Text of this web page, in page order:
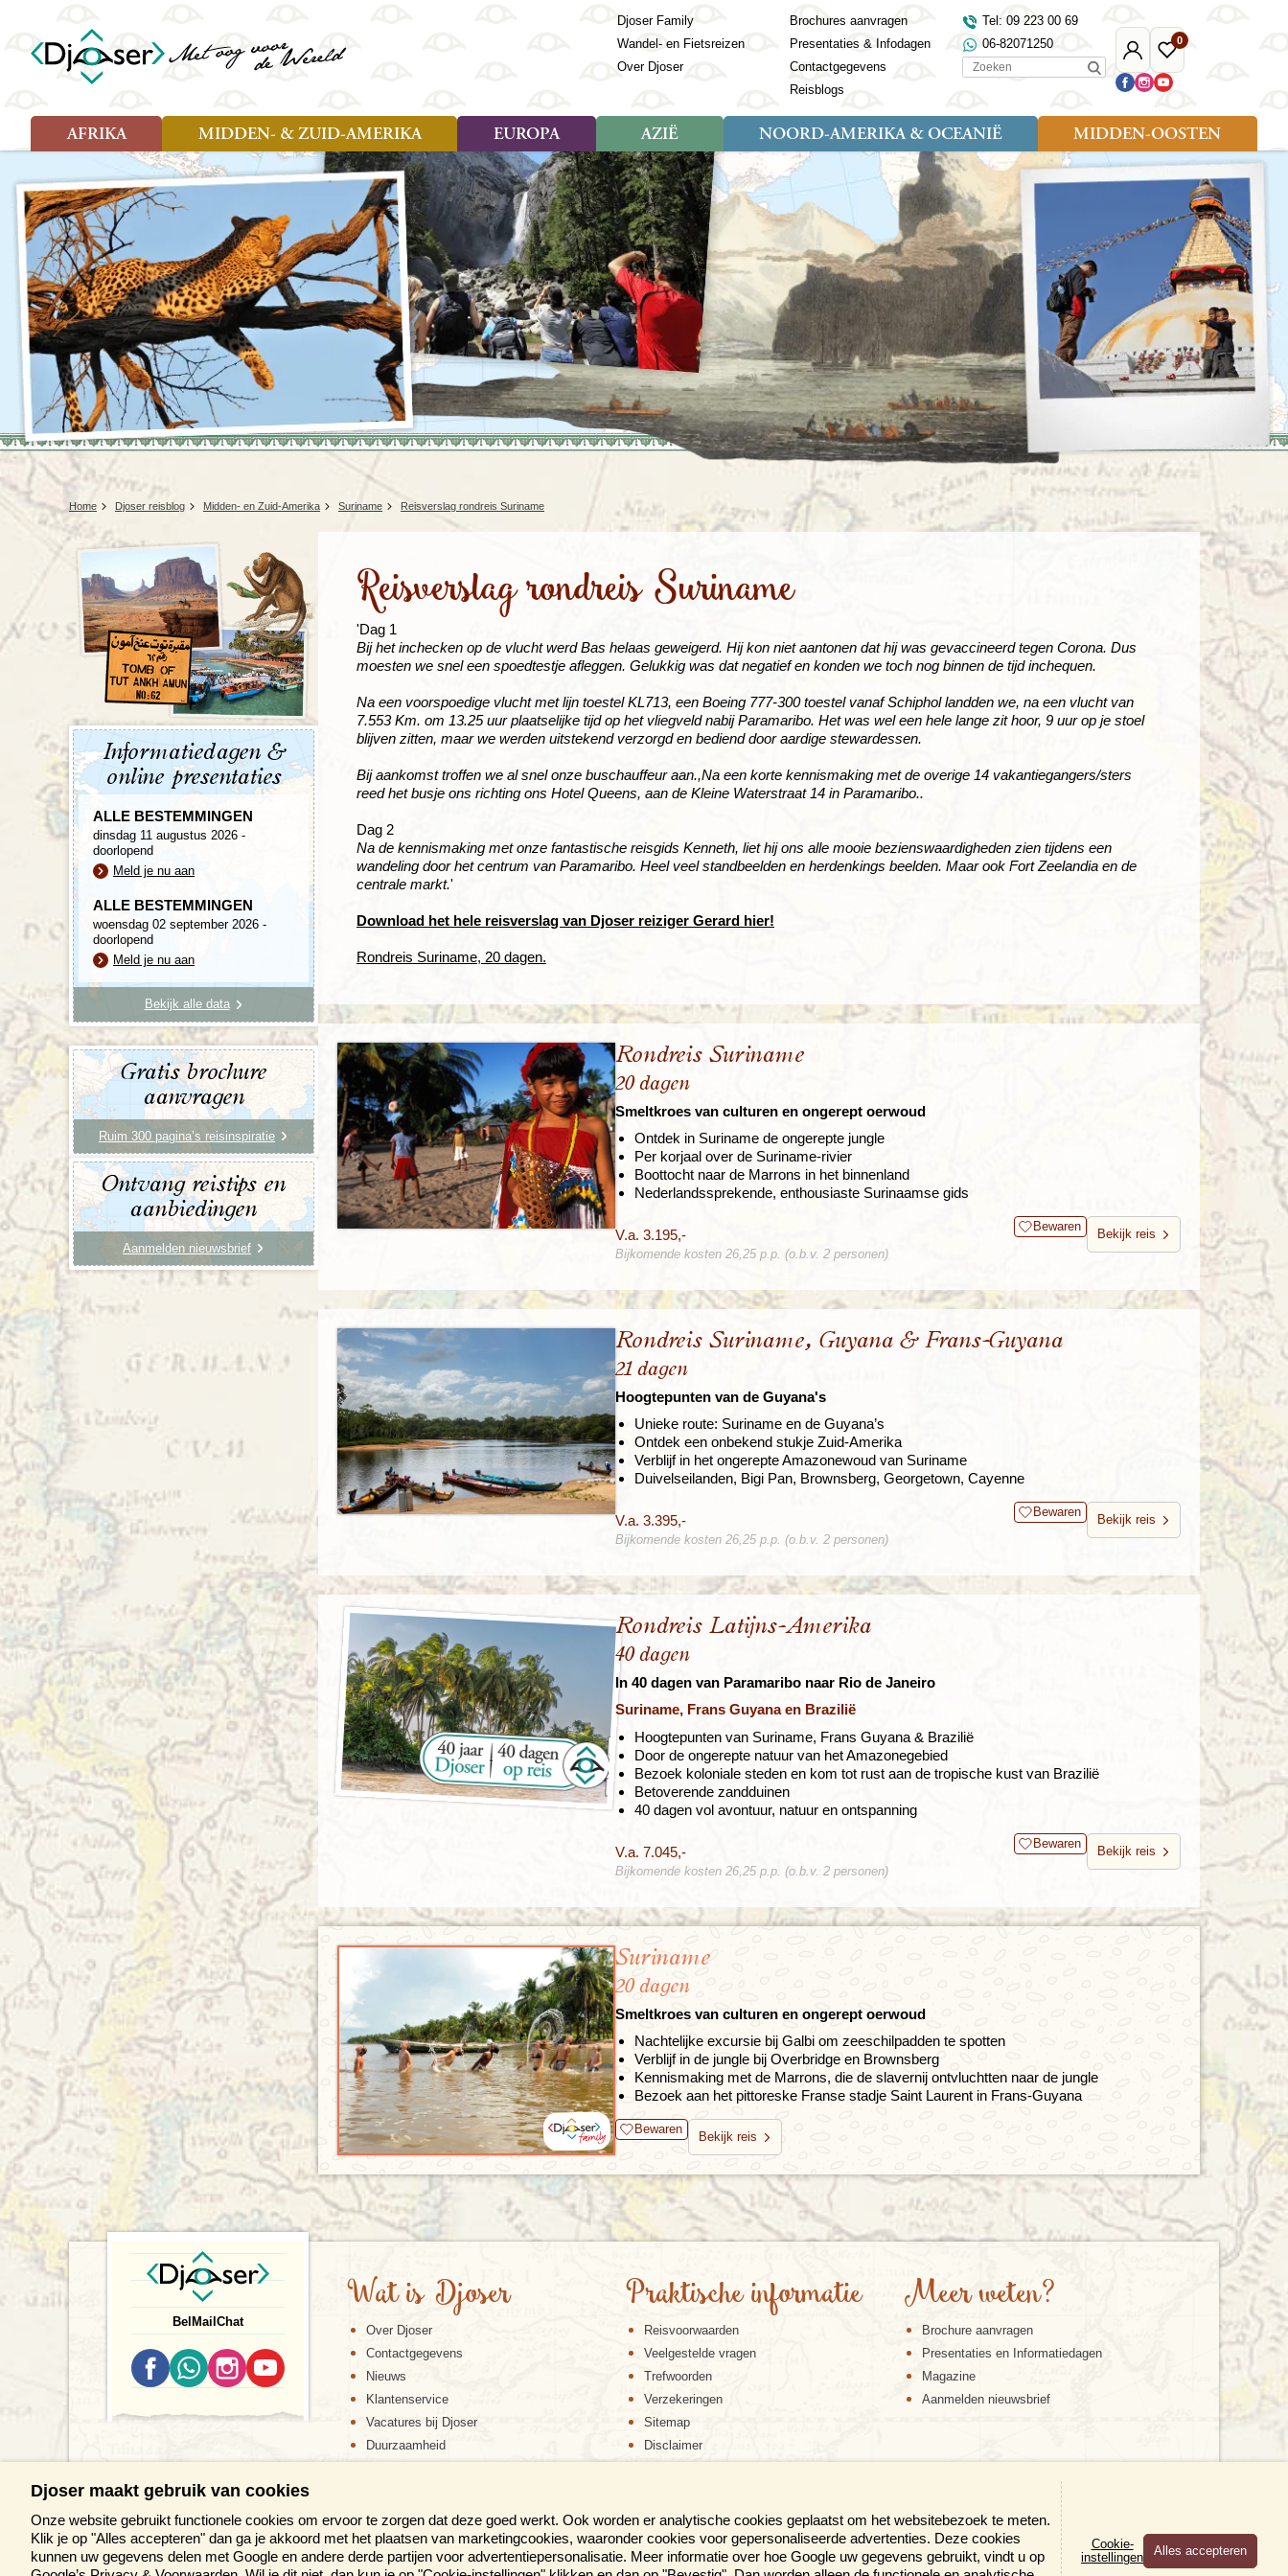
Mijn
Djoser
0
Favoriete
reizen
Djoser Family
Wandel- en Fietsreizen
Over Djoser
Brochures aanvragen
Presentaties & Infodagen
Contactgegevens
Reisblogs
Tel: 09 223 00 69
06-82071250
Zoeken
AFRIKA
Rondreis (26)
Familiereis (10)
Fietsreis (2)
Wandelreis (1)
Cultuur (3)
Natuur (6)
Nieuwe reizen
Voodoo in Benin en Togo, 16
dagen
Landen
Botswana
Egypte
Ghana
Kaapverdië
Madagaskar
Malawi
Marokko
Mauritius
Mozambique
Namibië
Oeganda
Sao Tomé en Principe
Swaziland
Tanzania
Togo
Zambia
Zanzibar
Zimbabwe
Zuid-Afrika
MIDDEN- & ZUID-AMERIKA
Soort reizen
Familiereis (10)
Fietsreis (1)
Cultuur (9)
Natuur (13)
Landen
Amazone
Argentinië
Belize
Bolivia
Brazilië
Chili
Colombia
Costa Rica
Cuba
Ecuador
El Salvador
(Frans) Guyana
Galapagos
Guatemala
Honduras
Mexico
Nicaragua
Paaseiland
Paraguay
Peru
Suriname
EUROPA
Soort reizen
Rondreis (28)
Familiereis (11)
Fietsreis (8)
Wandelreis (23)
Cultuur (12)
Natuur (3)
Landen
Albanië
Andorra
Armenië
Azerbeidzjan
Azoren
Balkan
Baltische Staten
Bosnië en Herzegovina
Bulgarije
Engeland
Estland
Finland
Frankrijk
Griekenland
IJsland
Ierland
Italië
Kaapverdië
Kosovo
Kroatië
Lapland
Letland
Litouwen
Madeira
Montenegro
Noorwegen
Polen
Portugal
Roemenië
Sardinië
Schotland
Servië
Spanje
Turkije
Verenigd Koninkrijk
Wales
AZIË
Soort reizen
Rondreis (57)
Familiereis (22)
Fietsreis (3)
Cultuur (28)
Natuur (16)
Nieuwe reizen
Rondreis China & Tibet, 42
dagen
Rondreis Sulawesi &
Molukken, 22 dagen
Landen
Bangladesh
Bhutan
Cambodja
China
Filipijnen
India
Indochina
Indonesië
Japan
Jordanië
Kazachstan
Kirgizië
Laos
Malediven
Maleisië
Mongolië
Nepal
Oezbekistan
Singapore
Sri Lanka
Taiwan
Tibet
Turkmenistan
Vietnam
Zijderoute
Zuid-Korea
NOORD-AMERIKA & OCEANIË
Soort reizen
Rondreis (7)
Familiereis (2)
Landen
Alaska
Australië
Canada
Nieuw-Zeeland
Verenigde Staten
MIDDEN-OOSTEN
Soort reizen
Rondreis (18)
Familiereis (9)
Fietsreis (1)
Wandelreis (3)
Cultuur (8)
Landen
Marokko
Oman
Saoedi-Arabië
Tunesië
Home Djoser reisblog Midden- en Zuid-Amerika Suriname Reisverslag rondreis Suriname
Reisverslag rondreis Suriname
'Dag 1
Bij het inchecken op de vlucht werd Bas helaas geweigerd. Hij kon niet aantonen dat hij was gevaccineerd tegen Corona. Dus
moesten we snel een spoedtestje afleggen. Gelukkig was dat negatief en konden we toch nog binnen de tijd inchequen.
Na een voorspoedige vlucht met lijn toestel KL713, een Boeing 777-300 toestel vanaf Schiphol landden we, na een vlucht van
7.553 Km. om 13.25 uur plaatselijke tijd op het vliegveld nabij Paramaribo. Het was wel een hele lange zit hoor, 9 uur op je stoel
blijven zitten, maar we werden uitstekend verzorgd en bediend door aardige stewardessen.
Bij aankomst troffen we al snel onze buschauffeur aan.,Na een korte kennismaking met de overige 14 vakantiegangers/sters
reed het busje ons richting ons Hotel Queens, aan de Kleine Waterstraat 14 in Paramaribo..
Dag 2
Na de kennismaking met onze fantastische reisgids Kenneth, liet hij ons alle mooie bezienswaardigheden zien tijdens een
wandeling door het centrum van Paramaribo. Heel veel standbeelden en herdenkings beelden. Maar ook Fort Zeelandia en de
centrale markt.'
Download het hele reisverslag van Djoser reiziger Gerard hier!
Rondreis Suriname, 20 dagen.
Rondreis Suriname
20 dagen
Smeltkroes van culturen en ongerept oerwoud
Ontdek in Suriname de ongerepte jungle
Per korjaal over de Suriname-rivier
Boottocht naar de Marrons in het binnenland
Nederlandssprekende, enthousiaste Surinaamse gids
V.a. 3.195,- Bewaren
Bekijk reis
Bijkomende kosten 26,25 p.p. (o.b.v. 2 personen)
Rondreis Suriname, Guyana & Frans-Guyana
21 dagen
Hoogtepunten van de Guyana's
Unieke route: Suriname en de Guyana’s
Ontdek een onbekend stukje Zuid-Amerika
Verblijf in het ongerepte Amazonewoud van Suriname
Duivelseilanden, Bigi Pan, Brownsberg, Georgetown, Cayenne
V.a. 3.395,- Bewaren
Bekijk reis
Bijkomende kosten 26,25 p.p. (o.b.v. 2 personen)
Rondreis Latijns-Amerika
40 dagen
In 40 dagen van Paramaribo naar Rio de Janeiro
Suriname, Frans Guyana en Brazilië
Hoogtepunten van Suriname, Frans Guyana & Brazilië
Door de ongerepte natuur van het Amazonegebied
Bezoek koloniale steden en kom tot rust aan de tropische kust van Brazilië
Betoverende zandduinen
40 dagen vol avontuur, natuur en ontspanning
V.a. 7.045,- Bewaren
Bekijk reis
Bijkomende kosten 26,25 p.p. (o.b.v. 2 personen)
Suriname
20 dagen
Smeltkroes van culturen en ongerept oerwoud
Nachtelijke excursie bij Galbi om zeeschilpadden te spotten
Verblijf in de jungle bij Overbridge en Brownsberg
Kennismaking met de Marrons, die de slavernij ontvluchtten naar de jungle
Bezoek aan het pittoreske Franse stadje Saint Laurent in Frans-Guyana
Bewaren
Bekijk reis
Informatiedagen &
online presentaties
ALLE BESTEMMINGEN
dinsdag 11 augustus 2026 -
doorlopend
Meld je nu aan
ALLE BESTEMMINGEN
woensdag 02 september 2026 -
doorlopend
Meld je nu aan
Bekijk alle data
Gratis brochure
aanvragen
Ruim 300 pagina’s reisinspiratie
Ontvang reistips en
aanbiedingen
Aanmelden nieuwsbrief
Bel Mail Chat
Wat is Djoser
Over Djoser
Contactgegevens
Nieuws
Klantenservice
Vacatures bij Djoser
Duurzaamheid
Praktische informatie
Reisvoorwaarden
Veelgestelde vragen
Trefwoorden
Verzekeringen
Sitemap
Disclaimer
Reis en boek met Djoser zekerheid
Meer weten?
Brochure aanvragen
Presentaties en Informatiedagen
Magazine
Aanmelden nieuwsbrief
Djoser maakt gebruik van cookies
Onze website gebruikt functionele cookies om ervoor te zorgen dat deze goed werkt. Ook worden er analytische cookies geplaatst om het websitebezoek te meten.
Klik je op "Alles accepteren" dan ga je akkoord met het plaatsen van marketingcookies, waaronder cookies voor gepersonaliseerde advertenties. Deze cookies
kunnen uw gegevens delen met Google en andere derde partijen voor advertentiepersonalisatie. Meer informatie over hoe Google uw gegevens gebruikt, vindt u op
Cookie-
instellingen
×